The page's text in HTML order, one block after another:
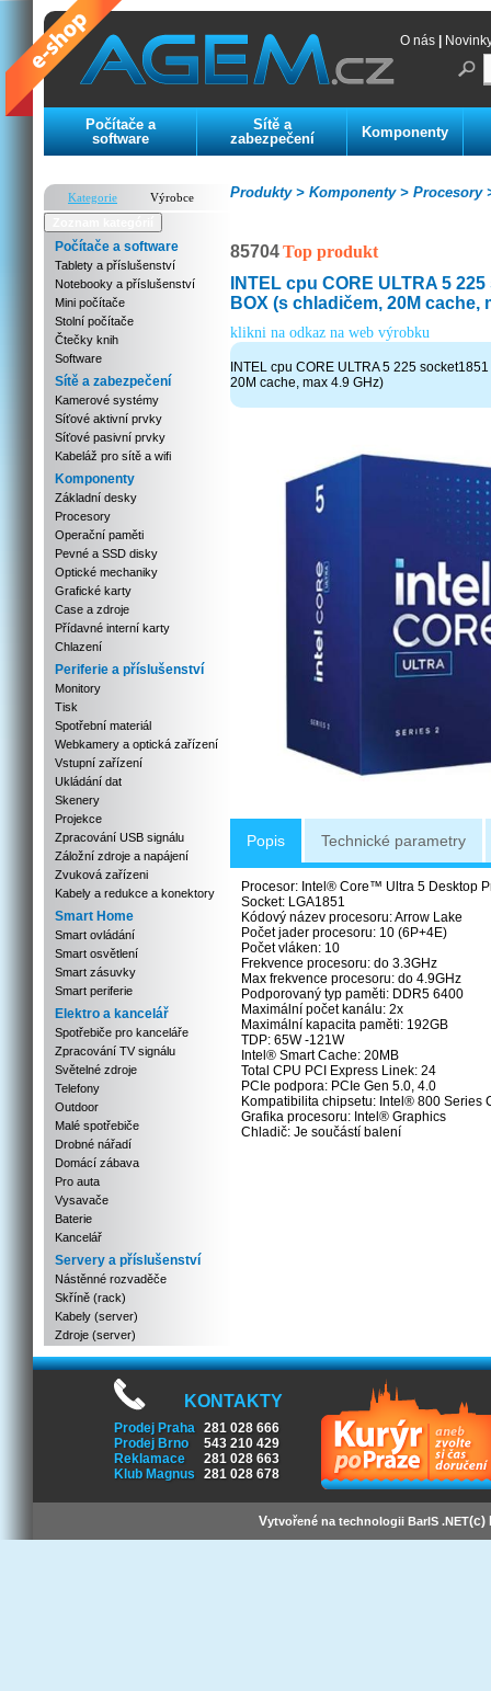
O nás
Počítače a
software
Sítě a
zabezpečení
Komponenty
Kategorie
Výrobce
Počítače a software
Tablety a příslušenství
Notebooky a příslušenství
Mini počítače
Stolní počítače
Čtečky knih
Software
Sítě a zabezpečení
Kamerové systémy
Síťové aktivní prvky
Síťové pasivní prvky
Kabeláž pro sítě a wifi
Komponenty
Základní desky
Procesory
Operační paměti
Pevné a SSD disky
Optické mechaniky
Grafické karty
Case a zdroje
Přídavné interní karty
Chlazení
Periferie a příslušenství
Monitory
Tisk
Spotřební materiál
Webkamery a optická zařízení
Vstupní zařízení
Ukládání dat
Skenery
Projekce
Zpracování USB signálu
Záložní zdroje a napájení
Zvuková zařízeni
Kabely a redukce a konektory
Smart Home
Smart ovládání
Smart osvětlení
Smart zásuvky
Smart periferie
Elektro a kancelář
Spotřebiče pro kanceláře
Zpracování TV signálu
Světelné zdroje
Telefony
Outdoor
Malé spotřebiče
Drobné nářadí
Domácí zábava
Pro auta
Vysavače
Baterie
Kancelář
Servery a příslušenství
Nástěnné rozvaděče
Skříně (rack)
Kabely (server)
Zdroje (server)
Procesory
Komponenty >
Produkty >
85704Top produkt
INTEL cpu CORE ULTRA 5
BOX (s chladičem, 20M cache,
klikni na odkaz na web výrobku
INTEL cpu CORE ULTRA 5 225
20M cache, max 4.9 GHz)
Popis Technické parametry
Procesor: Intel® Core™ Ultra 5 Desktop
Socket: LGA1851
Kódový název procesoru: Arrow Lake
Počet jader procesoru: 10 (6P+4E)
Počet vláken: 10
Frekvence procesoru: do 3.3GHz
Max frekvence procesoru: do 4.9GHz
Podporovaný typ paměti: DDR5 6400
Maximální počet kanálu: 2x
Maximální kapacita paměti: 192GB
TDP: 65W -121W
Intel® Smart Cache: 20MB
Total CPU PCI Express Linek: 24
PCIe podpora: PCIe Gen 5.0, 4.0
Kompatibilita chipsetu: Intel® 800 Series
Grafika procesoru: Intel® Graphics
Chladič: Je součástí balení
KONTAKTY
Prodej Praha 281 028 666
Prodej Brno
543 210 429
Reklamace
281 028 663
Klub Magnus
281 028 678
Vytvořené na technologii BarIS .NET(c)